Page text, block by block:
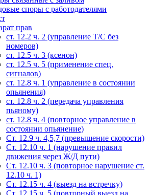
споры с работодателями
прав
ст. 12.2 ч. 2 (управление Т/С без
номеров)
ст. 12.5 ч. 3 (ксенон)
ст. 12.5 ч. 5 (применение спец.
сигналов)
cт. 12.8 ч. 1 (управление в состоянии
опьянения)
ст. 12.8 ч. 2 (передача управления
пьяному)
ст. 12.8 ч. 4 (повторное управление в
состоянии опьянение)
Ст. 12.9 ч. 4,5,7 (превышение скорости)
Ст. 12.10 ч. 1 (нарушение правил
движения через Ж/Д пути)
Ст. 12.10 ч. 3 (повторное нарушение ст.
12.10 ч. 1)
Ст. 12.15 ч. 4 (выезд на встречку)
Ст. 12.15 ч. 5 (повторный выезд на